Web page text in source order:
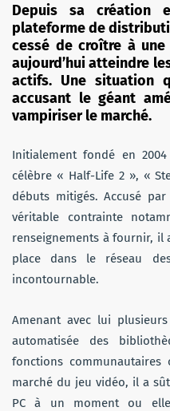
Depuis sa création
plateforme de
cessé de croître à
aujourd’hui atteindre
actifs. Une situation
accusant le géant
vampiriser le marché.
Initialement fondé en
célèbre « Half-Life 2 », «
débuts mitigés. Accusé
véritable contrainte
renseignements à fournir, il
place dans le réseau
incontournable.
Amenant avec lui
automatisée des
fonctions
marché du jeu vidéo, il a
PC à un moment ou